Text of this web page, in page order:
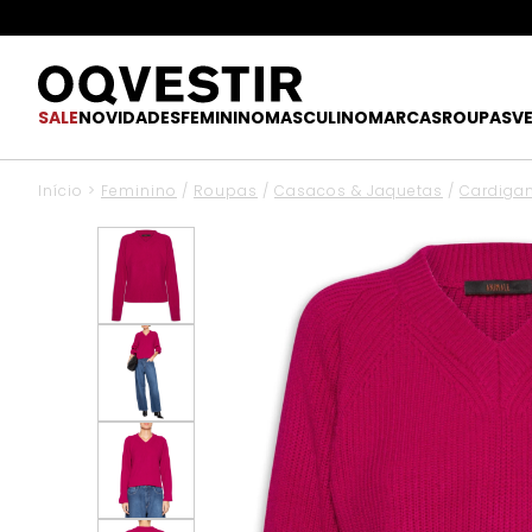
SALENOVIDADESFEMININOMASCULINOMARCASROUPAS
Início > Feminino / Roupas / Casacos & Jaquetas /